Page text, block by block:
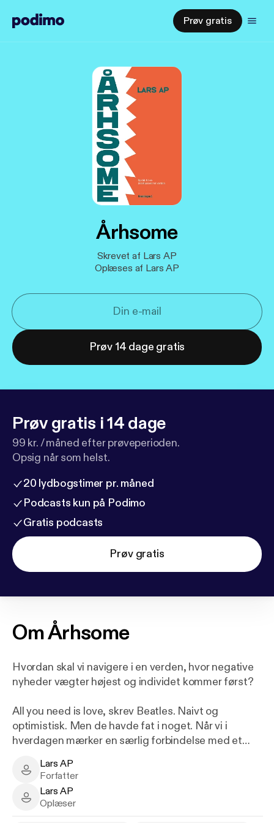
Prøv gratis
Århsome
Skrevet af Lars AP
Oplæses af Lars AP
Prøv 14 dage gratis
Prøv gratis i 14 dage
99 kr. / måned efter prøveperioden.
Opsig når som helst.
20 lydbogstimer pr. måned
Podcasts kun på Podimo
Gratis podcasts
Prøv gratis
OmÅrhsome
Hvordan skal vi navigere i en verden, hvor negative
nyheder vægter højest og individet kommer først?
All you need is love, skrev Beatles. Naivt og
optimistisk. Men de havde fat i noget. Når vi i
hverdagen mærker en særlig forbindelse med et
slår frygt af banen. Det er situationer, som får os til
at sige årh!
Lars AP - Author
Lars AP
Forfatter
Lars AP - Narrator
Lars AP
Oplæser